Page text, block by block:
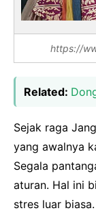
https://
Related:
Sejak raga
yang awalnya
Segala
aturan. Hal ini
stres luar